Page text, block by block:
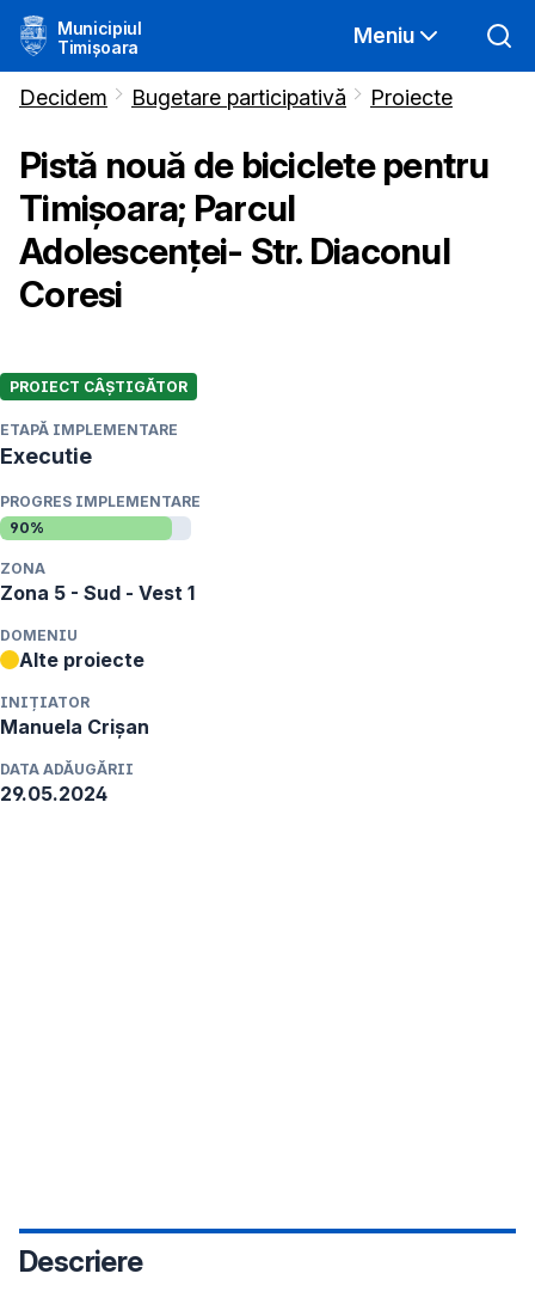
Municipiul
Timișoara
Meniu
Decidem Bugetare participativă Proiecte
Pistă nouă de biciclete pentru
Timișoara; Parcul
Adolescenței- Str. Diaconul
Coresi
PROIECT CÂȘTIGĂTOR
ETAPĂ IMPLEMENTARE
Executie
PROGRES IMPLEMENTARE
90%
ZONA
Zona 5 - Sud - Vest 1
DOMENIU
Alte proiecte
INIȚIATOR
Manuela Crișan
DATA ADĂUGĂRII
29.05.2024
Descriere